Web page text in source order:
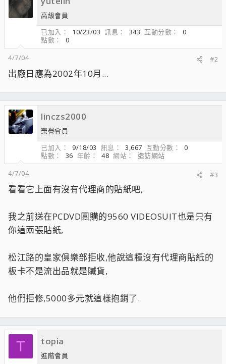
高級會員
已加入
10/23/03 訊息 343 互動分數
0
點數
0
4/7/04
#2
出廠日應為2002年10月...
linczs2000
榮譽會員
已加入
9/18/03 訊息 3,667 互動分數
0
點數
36 年齡 48 網站
造訪網站
4/7/04
#3
看看它上面有沒有代理商的貼紙吧,
我之前送在PCDVD團購的9560 VIDEOSUIT也是只有
你這兩張貼紙,
松江路的皇家俱樂部拒收,他說這種沒有代理商貼紙的
板卡不是流出品就是贓貨,
他們拒修,5000多元就這樣抱銷了.
T topia
進階會員